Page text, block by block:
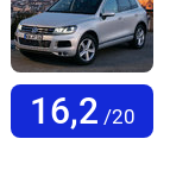
16,2 /20